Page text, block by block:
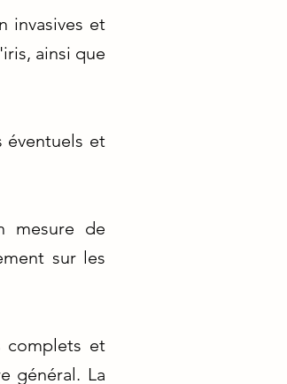
invasives et
ainsi que
éventuels et
mesure de
sur les
complets et
général. La